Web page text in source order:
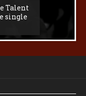
Talent
single